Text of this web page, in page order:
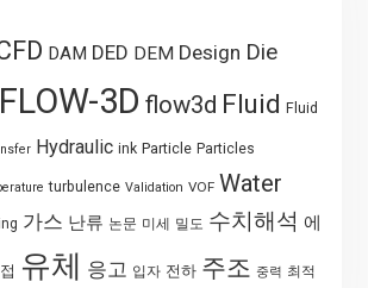
DAM DED DEM Design Die
FLOW-3D flow3d Fluid Fluid
Hydraulic ink Particle Particles
turbulence Validation VOF Water
가스 난류 논문 미세 밀도 수치해석 에
유체 응고 입자 전하 주조 중력 최적